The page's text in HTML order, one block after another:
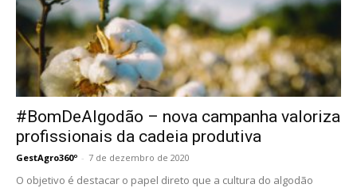
#BomDeAlgodão – nova campanha valoriza
profissionais da cadeia produtiva
GestAgro360º - 7 de dezembro de 2020
O objetivo é destacar o papel direto que a cultura do algodão